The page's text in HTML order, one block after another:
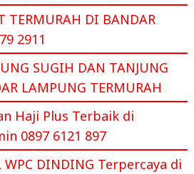
TERMURAH DI BANDAR
2911
SUGIH DAN TANJUNG
LAMPUNG TERMURAH
Haji Plus Terbaik di
0897 6121 897
DINDING Terpercaya di